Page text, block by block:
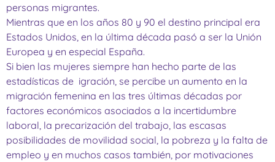
personas migrantes.
Mientras que en los años 80 y 90 el destino principal era
Estados Unidos, en la última década pasó a ser la Unión
Europea y en especial España.
Si bien las mujeres siempre han hecho parte de las
estadísticas de igración, se percibe un aumento en la
migración femenina en las tres últimas décadas por
factores económicos asociados a la incertidumbre
laboral, la precarización del trabajo, las escasas
posibilidades de movilidad social, la pobreza y la falta de
empleo y en muchos casos también, por motivaciones